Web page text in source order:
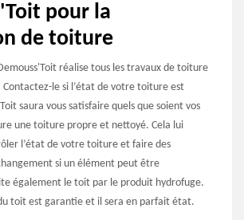
pour la
de toiture
réalise tous les travaux de toiture
le si l’état de votre toiture est
saura vous satisfaire quels que soient vos
une toiture propre et nettoyé. Cela lui
l’état de votre toiture et faire des
si un élément peut être
également le toit par le produit hydrofuge.
toit est garantie et il sera en parfait état.